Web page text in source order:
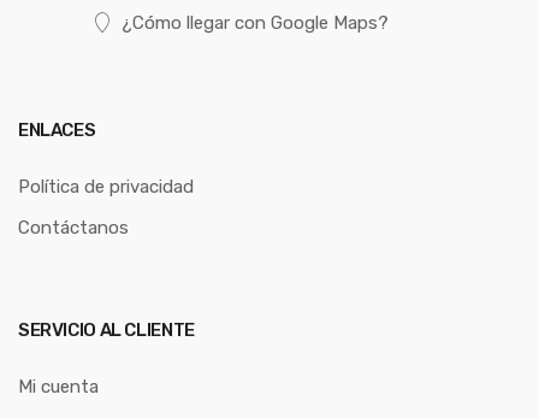
¿Cómo llegar con Google Maps?
ENLACES
Política de privacidad
Contáctanos
SERVICIO AL CLIENTE
Mi cuenta